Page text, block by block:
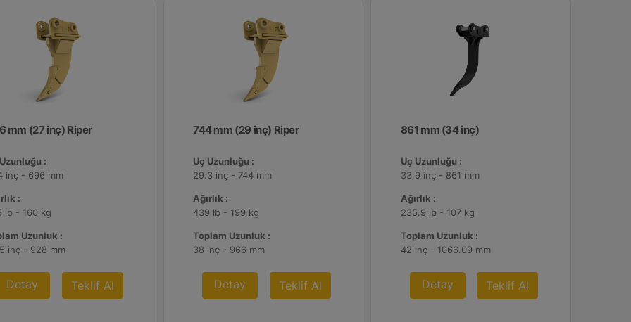
mm (27 inç) Riper
:
inç - 696 mm
:
lb - 160 kg
Uzunluk :
inç - 928 mm
Detay Teklif Al
744 mm (29 inç) Riper
Uç Uzunluğu :
29.3 inç - 744 mm
Ağırlık :
439 lb - 199 kg
Toplam Uzunluk :
38 inç - 966 mm
Detay Teklif Al
861 mm (34 inç)
Uç Uzunluğu :
33.9 inç - 861 mm
Ağırlık :
235.9 lb - 107 kg
Toplam Uzunluk :
42 inç - 1066.09 mm
Detay Teklif Al